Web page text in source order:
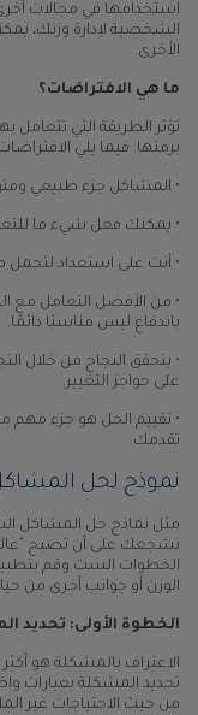
استخدامها في مجالات
الشخصية لإدارة وزنك،
الأخرى.
ما هي الافتراضات؟
تؤثر الطريقة التي
برمتها. فيما يلي
• المشاكل جزء طبيعي
• يمكنك فعل شيء ما
• أنت على استعداد لتحمل
• من الأفضل التعامل مع
باندفاع ليس مناسبًا دائمًا.
• يتحقق النجاح من خلال
على حواجز التغيير.
• تقييم الحل هو جزء مهم
تقدمك.
نموذج لحل
مثل نماذج حل المشاكل
نشجعك على أن تصبح
الخطوات الست وقم
الوزن أو جوانب أخرى من
الخطوة الأولى: تحديد
الاعتراف بالمشكلة هو
تحديد المشكلة بعبارات
من حيث الاحتياجات غير